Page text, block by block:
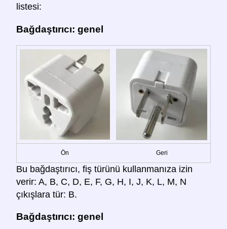
listesi:
Bağdaştırıcı: genel
Ön Geri
Bu bağdaştırıcı, fiş türünü kullanmanıza izin
verir: A, B, C, D, E, F, G, H, I, J, K, L, M, N
çıkışlara tür: B.
Bağdaştırıcı: genel